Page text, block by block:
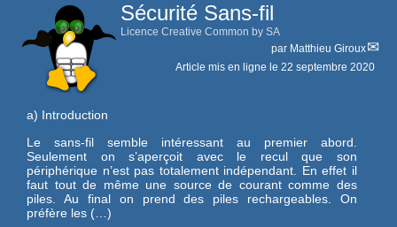
Sécurité Sans-fil
Licence Creative Common by SA
par Matthieu Giroux
Article mis en ligne le 22 septembre 2020
a) Introduction
Le sans-fil semble intéressant au premier abord.
Seulement on s’aperçoit avec le recul que son
périphérique n’est pas totalement indépendant. En effet il
faut tout de même une source de courant comme des
piles. Au final on prend des piles rechargeables. On
préfère les (…)